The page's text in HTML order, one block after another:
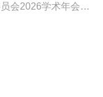
下一篇:CSIAM图论组合及应用专业委员会2026学术年会顺利召开